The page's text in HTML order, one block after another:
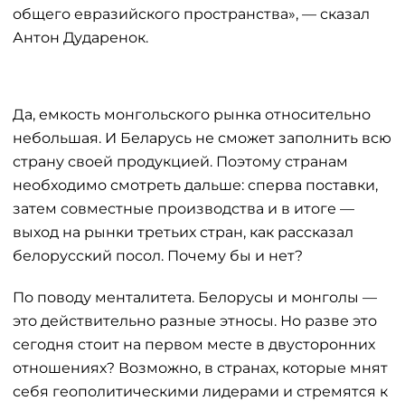
общего евразийского пространства», — сказал
Антон Дударенок.
Да, емкость монгольского рынка относительно
небольшая. И Беларусь не сможет заполнить всю
страну своей продукцией. Поэтому странам
необходимо смотреть дальше: сперва поставки,
затем совместные производства и в итоге —
выход на рынки третьих стран, как рассказал
белорусский посол. Почему бы и нет?
По поводу менталитета. Белорусы и монголы —
это действительно разные этносы. Но разве это
сегодня стоит на первом месте в двусторонних
отношениях? Возможно, в странах, которые мнят
себя геополитическими лидерами и стремятся к